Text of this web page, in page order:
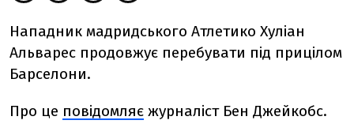
Нападник мадридського Атлетико Хуліан
Альварес продовжує перебувати під прицілом
Барселони.
Про це повідомляє журналіст Бен Джейкобс.